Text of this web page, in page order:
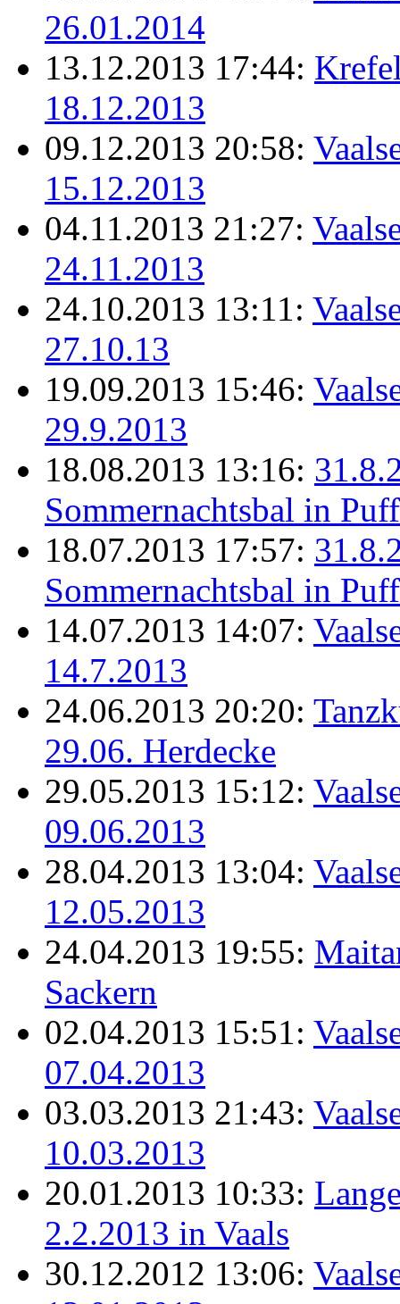
26.01.2014
13.12.2013 17:44:
18.12.2013
09.12.2013 20:58:
15.12.2013
04.11.2013 21:27:
24.11.2013
24.10.2013 13:11:
27.10.13
19.09.2013 15:46:
29.9.2013
18.08.2013 13:16:
Sommernachtsbal in
18.07.2013 17:57:
Sommernachtsbal in
14.07.2013 14:07:
14.7.2013
24.06.2013 20:20:
29.06. Herdecke
29.05.2013 15:12:
09.06.2013
28.04.2013 13:04:
12.05.2013
24.04.2013 19:55:
Sackern
02.04.2013 15:51:
07.04.2013
03.03.2013 21:43:
10.03.2013
20.01.2013 10:33:
2.2.2013 in Vaals
30.12.2012 13:06: